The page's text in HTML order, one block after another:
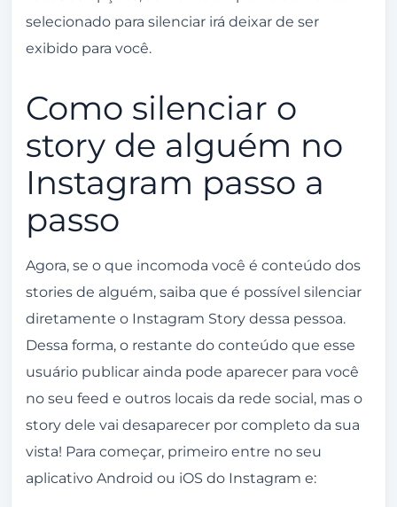
selecionado para silenciar irá deixar de ser
exibido para você.
Como silenciar o
story de alguém no
Instagram passo a
passo
Agora, se o que incomoda você é conteúdo dos
stories de alguém, saiba que é possível silenciar
diretamente o Instagram Story dessa pessoa.
Dessa forma, o restante do conteúdo que esse
usuário publicar ainda pode aparecer para você
no seu feed e outros locais da rede social, mas o
story dele vai desaparecer por completo da sua
vista! Para começar, primeiro entre no seu
aplicativo Android ou iOS do Instagram e: